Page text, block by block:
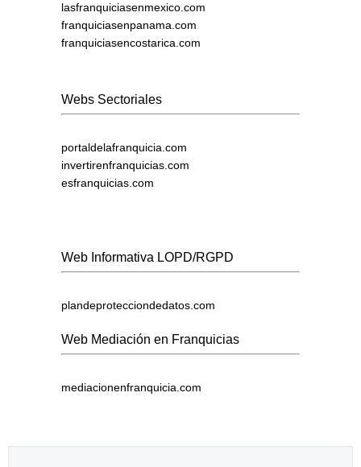
lasfranquiciasenmexico.com
franquiciasenpanama.com
franquiciasencostarica.com
Webs Sectoriales
portaldelafranquicia.com
invertirenfranquicias.com
esfranquicias.com
Web Informativa LOPD/RGPD
plandeprotecciondedatos.com
Web Mediación en Franquicias
mediacionenfranquicia.com